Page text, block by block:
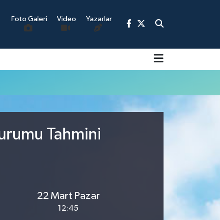
Foto Galeri Video Yazarlar
Tahmini
22 Mart Pazar
12:45